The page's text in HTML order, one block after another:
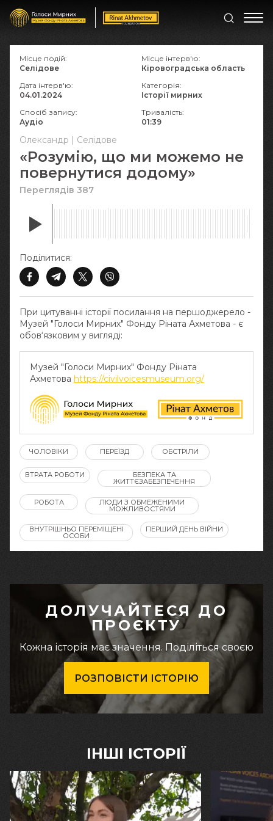
Олександр | Селідове
«Розумію, що ми можемо не
повернутися додому»
Переглядів 387
При цитуванні історії посилання на першоджерело -
Музей "Голоси Мирних" Фонду Ріната Ахметова - є
обов‘язковим у вигляді:
Музей "Голоси Мирних" Фонду Ріната
Ахметова https://civilvoicesmuseum.org/
Поділитися:
Місце подій:
Селідове
Місце інтерв'ю:
Кіровоградська область
Дата інтерв'ю:
04.01.2024
Категорія:
Історії мирних
Спосіб запису:
Аудіо
Тривалість:
01:39
ЧОЛОВІКИ ПЕРЕЇЗД ОБСТРІЛИ
ВТРАТА РОБОТИ БЕЗПЕКА ТА
ЖИТТЄЗАБЕЗПЕЧЕННЯ
РОБОТА ЛЮДИ З ОБМЕЖЕНИМИ
МОЖЛИВОСТЯМИ
ВНУТРІШНЬО ПЕРЕМІЩЕНІ
ОСОБИ
ПЕРШИЙ ДЕНЬ ВІЙНИ
ДОЛУЧАЙТЕСЯ ДО
ПРОЄКТУ
Кожна історія має значення. Поділіться своєю
РОЗПОВІСТИ ІСТОРІЮ
ІНШІ ІСТОРІЇ